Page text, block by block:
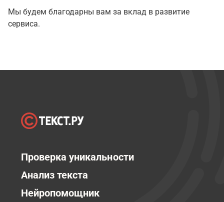
Мы будем благодарны вам за вклад в развитие
сервиса.
Проверка уникальности
Анализ текста
Нейропомощник